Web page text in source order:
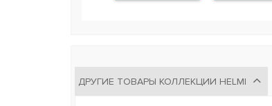
ДРУГИЕ ТОВАРЫ КОЛЛЕКЦИИ HELMI